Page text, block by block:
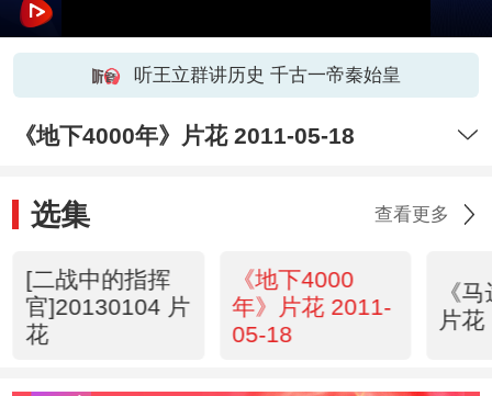
听王立群讲历史 千古一帝秦始皇
《地下4000年》片花 2011-05-18
选集 查看更多
[二战中的指挥
官]20130104 片
花
《地下4000
年》片花 2011-
05-18
《
片